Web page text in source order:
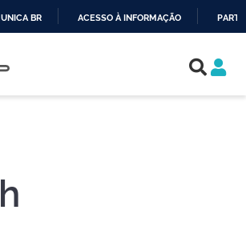
BR ACESSO À INFORMAÇÃO